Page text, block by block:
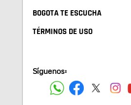
BOGOTA TE ESCUCHA
TÉRMINOS DE USO
Síguenos: